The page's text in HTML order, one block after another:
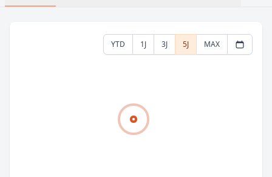
YTD 1J 3J 5J MAX